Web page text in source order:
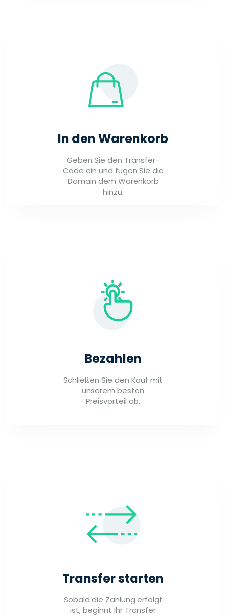
In den Warenkorb
Geben Sie den Transfer-
Code ein und fügen Sie die
Domain dem Warenkorb
hinzu.
Bezahlen
Schließen Sie den Kauf mit
unserem besten
Preisvorteil ab.
Transfer starten
Sobald die Zahlung erfolgt
ist, beginnt Ihr Transfer